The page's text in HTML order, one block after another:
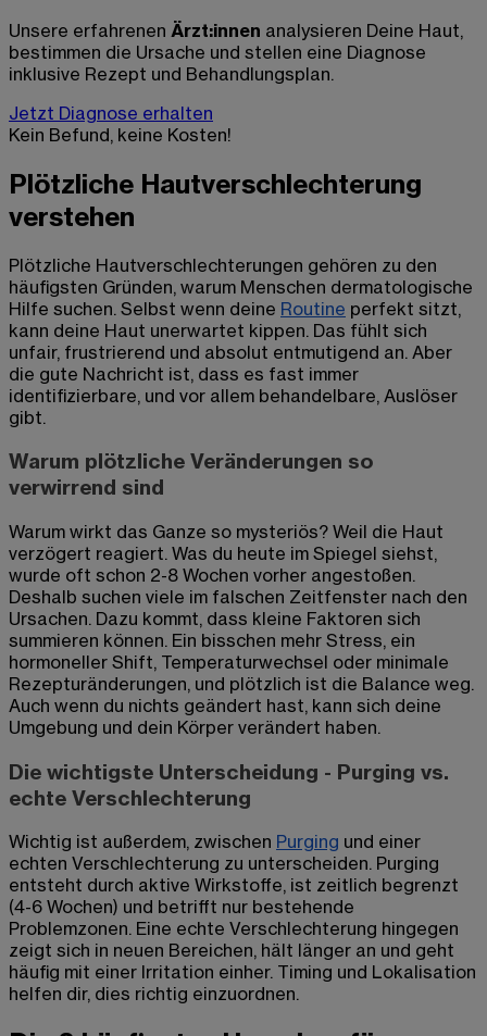
Unsere erfahrenen Ärzt:innen analysieren Deine Haut,
bestimmen die Ursache und stellen eine Diagnose
inklusive Rezept und Behandlungsplan.
Jetzt Diagnose erhalten
Kein Befund, keine Kosten!
Plötzliche Hautverschlechterung
verstehen
Plötzliche Hautverschlechterungen gehören zu den
häufigsten Gründen, warum Menschen dermatologische
Hilfe suchen. Selbst wenn deine Routine perfekt sitzt,
kann deine Haut unerwartet kippen. Das fühlt sich
unfair, frustrierend und absolut entmutigend an. Aber
die gute Nachricht ist, dass es fast immer
identifizierbare, und vor allem behandelbare, Auslöser
gibt.
Warum plötzliche Veränderungen so
verwirrend sind
Warum wirkt das Ganze so mysteriös? Weil die Haut
verzögert reagiert. Was du heute im Spiegel siehst,
wurde oft schon 2-8 Wochen vorher angestoßen.
Deshalb suchen viele im falschen Zeitfenster nach den
Ursachen. Dazu kommt, dass kleine Faktoren sich
summieren können. Ein bisschen mehr Stress, ein
hormoneller Shift, Temperaturwechsel oder minimale
Rezepturänderungen, und plötzlich ist die Balance weg.
Auch wenn du nichts geändert hast, kann sich deine
Umgebung und dein Körper verändert haben.
Die wichtigste Unterscheidung - Purging vs.
echte Verschlechterung
Wichtig ist außerdem, zwischen Purging und einer
echten Verschlechterung zu unterscheiden. Purging
entsteht durch aktive Wirkstoffe, ist zeitlich begrenzt
(4-6 Wochen) und betrifft nur bestehende
Problemzonen. Eine echte Verschlechterung hingegen
zeigt sich in neuen Bereichen, hält länger an und geht
häufig mit einer Irritation einher. Timing und Lokalisation
helfen dir, dies richtig einzuordnen.